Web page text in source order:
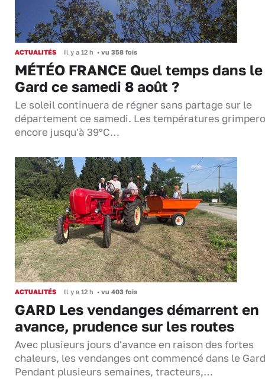
ACTUALITÉS Il y a 12 h • vu 358 fois
MÉTÉO FRANCE Quel temps dans le
Gard ce samedi 8 août ?
Le soleil continuera de régner sans partage sur le
département ce samedi. Les températures
encore jusqu'à 39°C…
ACTUALITÉS Il y a 12 h • vu 403 fois
GARD Les vendanges démarrent en
avance, prudence sur les routes
Avec plusieurs jours d'avance en raison des fortes
chaleurs, les vendanges ont commencé dans le
Pendant plusieurs semaines, tracteurs,…